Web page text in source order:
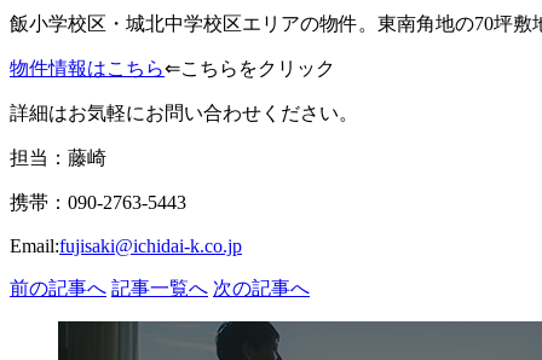
飯小学校区・城北中学校区エリアの物件。東南角地の70坪敷
物件情報はこちら⇐こちらをクリック
詳細はお気軽にお問い合わせください。
担当：藤崎
携帯：090-2763-5443
Email:fujisaki@ichidai-k.co.jp
前の記事へ 記事一覧へ 次の記事へ